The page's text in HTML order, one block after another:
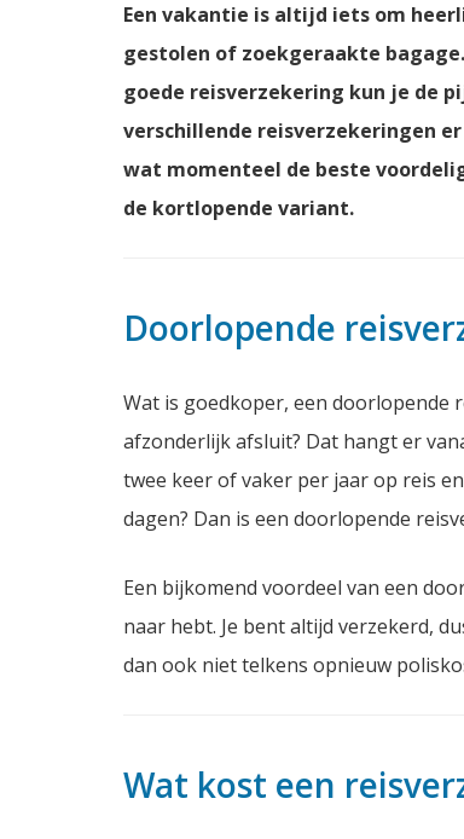
Een vakantie is altijd iets om
gestolen of zoekgeraakte
goede reisverzekering kun je de
verschillende reisverzekeringen
wat momenteel de beste
de kortlopende variant.
Doorlopende
Wat is goedkoper, een doorlopende
afzonderlijk afsluit? Dat hangt er
twee keer of vaker per jaar op reis
dagen? Dan is een doorlopende
Een bijkomend voordeel van een
naar hebt. Je bent altijd verzekerd,
dan ook niet telkens opnieuw
Wat kost een